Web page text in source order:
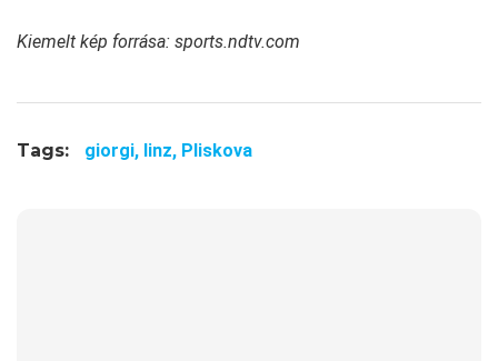
Kiemelt kép forrása: sports.ndtv.com
Tags: giorgi, linz, Pliskova